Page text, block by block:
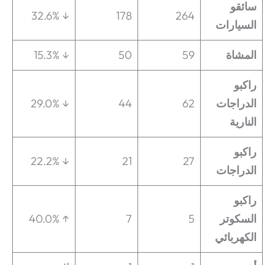
سائقو
السيارات
264
178
↓ 32.6%
المشاة 59
50
↓ 15.3%
راكبو
الدراجات
النارية
62
44
↓ 29.0%
راكبو
الدراجات
27
21
↓ 22.2%
راكبو
السكوتر
الكهربائي
5
7
↑ 40.0%